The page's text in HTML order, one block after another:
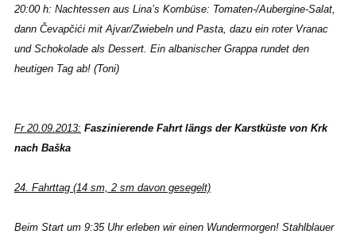
20:00 h: Nachtessen aus Lina’s Kombüse: Tomaten-/Aubergine-Salat,
dann Čevapčići mit Ajvar/Zwiebeln und Pasta, dazu ein roter Vranac
und Schokolade als Dessert. Ein albanischer Grappa rundet den
heutigen Tag ab! (Toni)
Fr 20.09.2013: Faszinierende Fahrt längs der Karstküste von Krk
nach Baška
24. Fahrttag (14 sm, 2 sm davon gesegelt)
Beim Start um 9:35 Uhr erleben wir einen Wundermorgen! Stahlblauer